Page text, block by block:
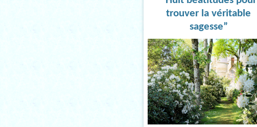
trouver la véritable
sagesse”